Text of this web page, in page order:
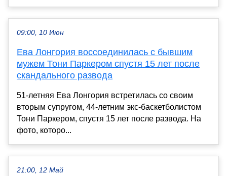
09:00, 10 Июн
Ева Лонгория воссоединилась с бывшим
мужем Тони Паркером спустя 15 лет после
скандального развода
51-летняя Ева Лонгория встретилась со своим
вторым супругом, 44-летним экс-баскетболистом
Тони Паркером, спустя 15 лет после развода. На
фото, которо...
21:00, 12 Май